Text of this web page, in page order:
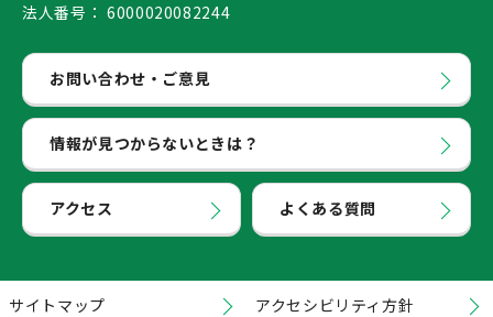
法人番号： 6000020082244
お問い合わせ・ご意見
情報が見つからないときは？
アクセス よくある質問
サイトマップ アクセシビリティ方針